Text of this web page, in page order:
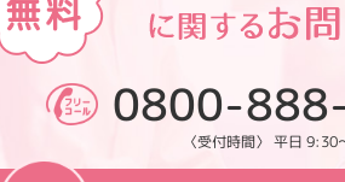
0800-
〈受付時間〉 平日